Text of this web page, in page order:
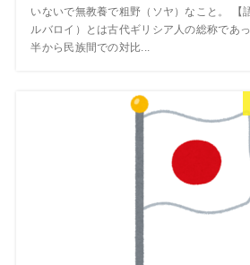
いないで無教養で粗野（ソヤ）なこと。 【
ルバロイ）とは古代ギリシア人の総称であ
半から民族間での対比...